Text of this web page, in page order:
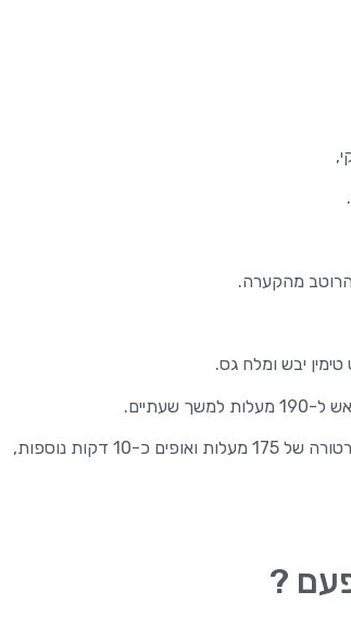
הרוטב מהקערה.
יבש ומלח גס.
נוספות,
?